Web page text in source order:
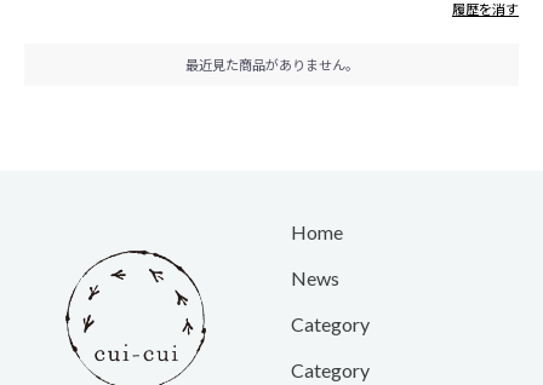
履歴を消す
最近見た商品がありません。
Home
News
Category
Category